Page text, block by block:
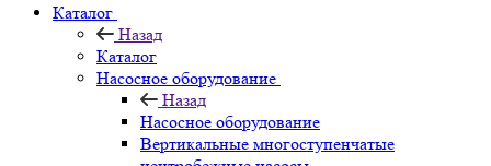
Каталог
Назад
Каталог
Насосное оборудование
Назад
Насосное оборудование
Вертикальные многоступенчатые